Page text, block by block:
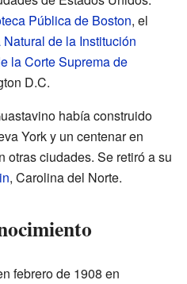
Pública de Boston, el
de la Institución
la Corte Suprema de
D.C.
había construido
York y un centenar en
otras ciudades. Se retiró a su
, Carolina del Norte.
febrero de 1908 en